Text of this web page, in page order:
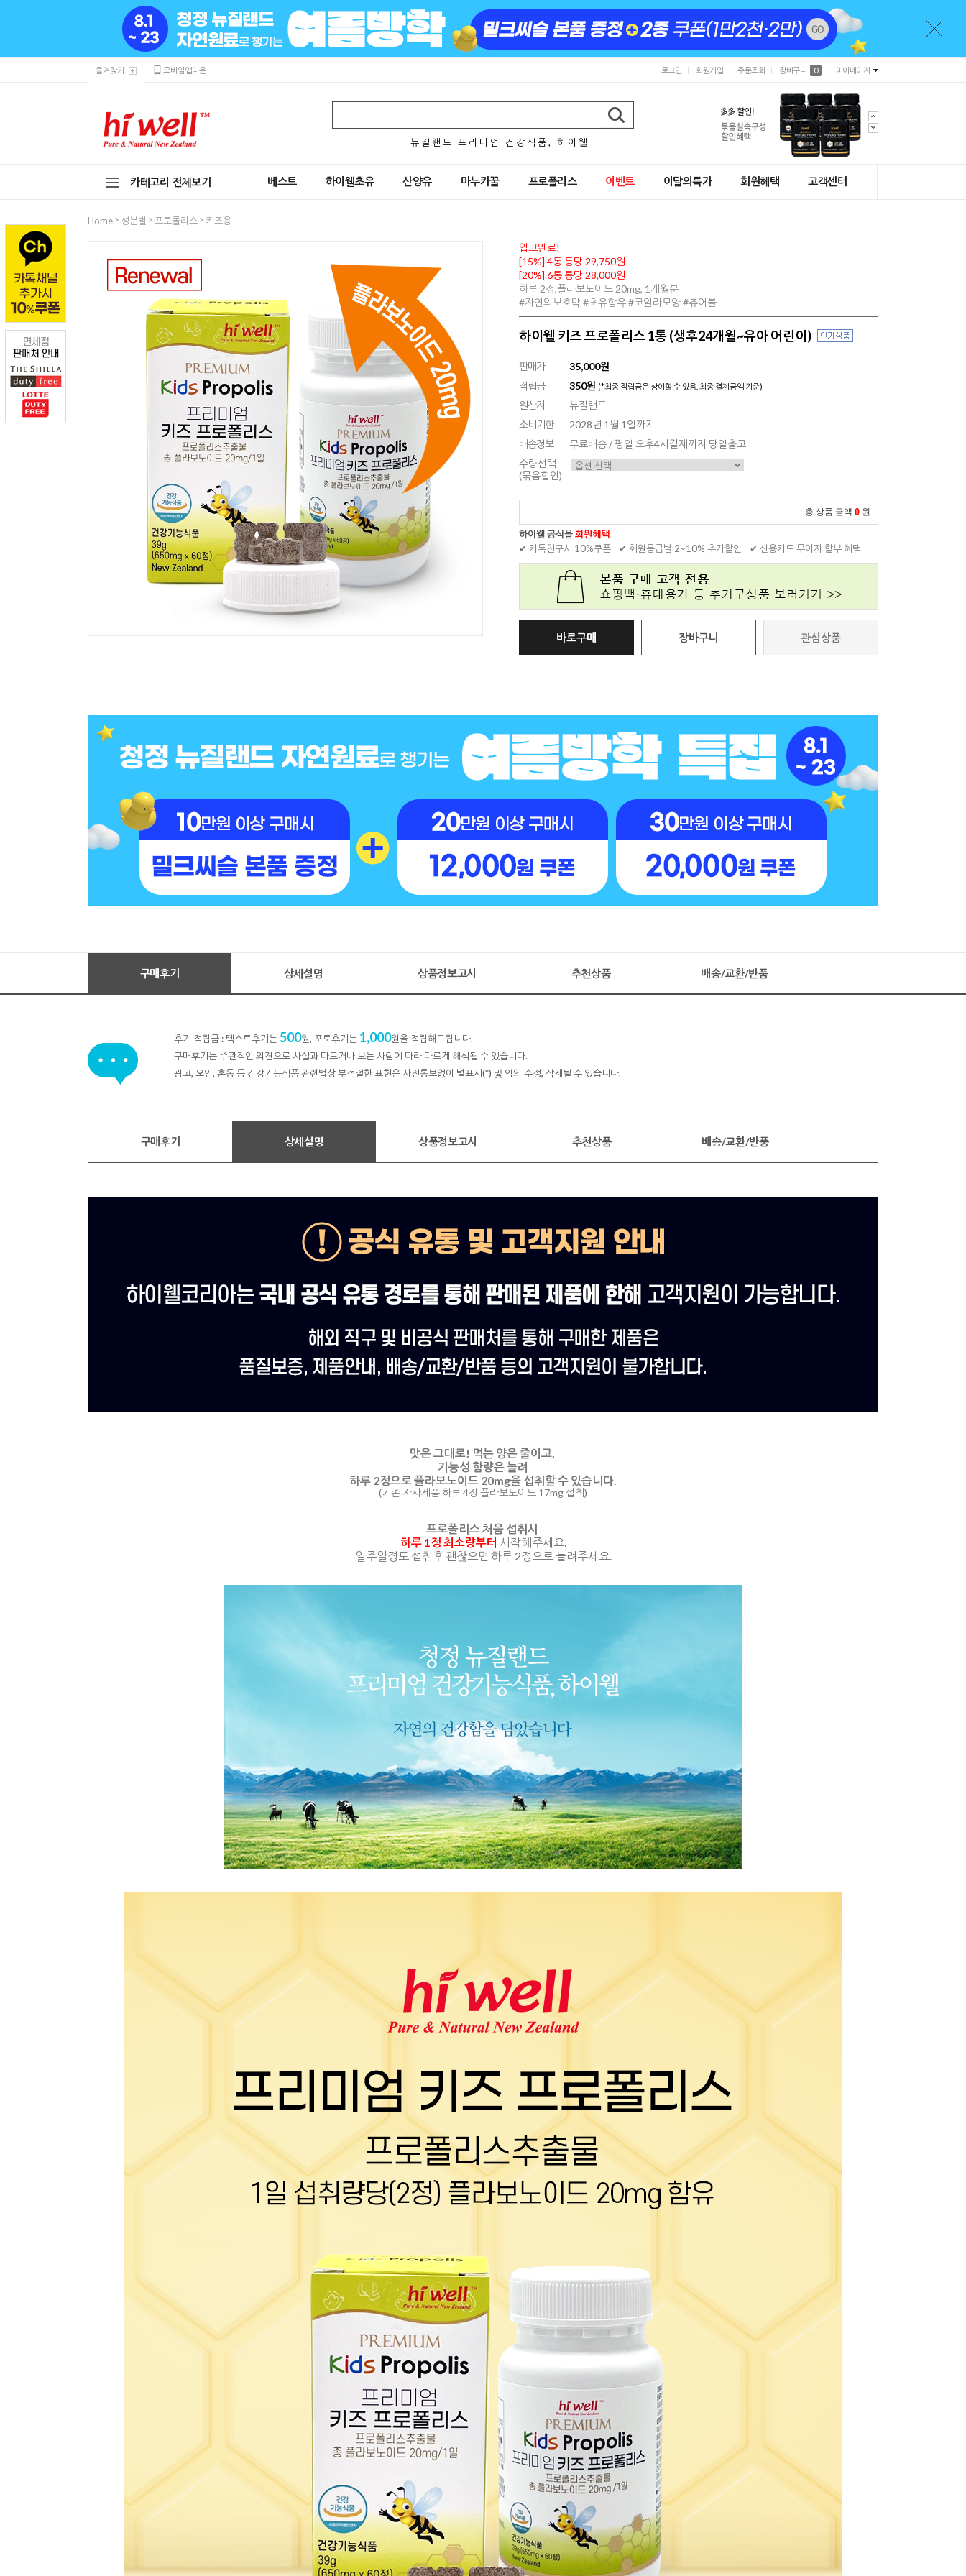
즐겨찾기 모바일앱다운 로그인 회원가입 주문조회 장바구니 0 마이페이지
뉴 질 랜 드 프 리 미 엄 건 강 식 품 , 하 이 웰
카테고리 전체보기 베스트 하이웰초유 산양유 마누카꿀 프로폴리스 이벤트 이달의특가 회원혜택 고객센터
Home > 성분별 > 프로폴리스 > 키즈용
입고완료!
[15%] 4통 통당 29,750원
[20%] 6통 통당 28,000원
하루 2정,플라보노이드 20mg, 1개월분
#자연의보호막 #초유함유 #코알라모양 #츄어블
하이웰 키즈 프로폴리스 1통 (생후24개월~유아 어린이)
판매가
35,000원
적립금
350원 (*최종 적립금은 상이할 수 있음. 최종 결제금액 기준)
원산지
뉴질랜드
소비기한
2028년 1월 1일까지
배송정보
무료배송 / 평일 오후4시결제까지 당일출고
수량선택
(묶음할인)
총 상품 금액 0 원
하이웰 공식몰회원혜택
✔ 카톡친구시 10%쿠폰
✔ 회원등급별 2~10% 추가할인 ✔ 신용카드 무이자 할부 혜택
바로구매 장바구니 관심상품
구매후기 상세설명 상품정보고시 추천상품 배송/교환/반품
후기 적립금 : 텍스트후기는500원, 포토후기는 1,000원을 적립해드립니다.
구매후기는 주관적인 의견으로 사실과 다르거나 보는 사람에 따라 다르게 해석될 수 있습니다.
광고, 오인, 혼동 등 건강기능식품 관련법상 부적절한 표현은 사전통보없이 별표시(*) 및 임의 수정, 삭제될 수 있습니다.
구매후기 상세설명 상품정보고시 추천상품 배송/교환/반품
맛은 그대로! 먹는 양은 줄이고,
기능성 함량은 늘려
하루 2정으로 플라보노이드 20mg을 섭취할 수 있습니다.
(기존 자사제품 하루 4정 플라보노이드 17mg 섭취)
프로폴리스 처음 섭취시
하루 1정 최소량부터 시작해주세요.
일주일정도 섭취후 괜찮으면 하루 2정으로 늘려주세요.